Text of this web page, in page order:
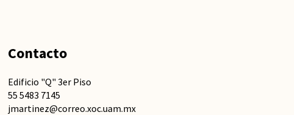
Contacto
Edificio "Q" 3er Piso
55 5483 7145
jmartinez@correo.xoc.uam.mx